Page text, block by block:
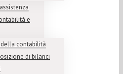
e
della contabilità
di bilanci